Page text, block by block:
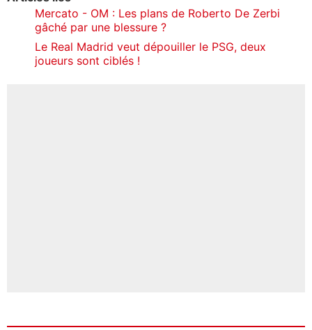
Mercato - OM : Les plans de Roberto De Zerbi
gâché par une blessure ?
Le Real Madrid veut dépouiller le PSG, deux
joueurs sont ciblés !